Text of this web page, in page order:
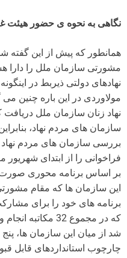
نگاهی به نحوه ی حضور هیئت
همانطور که پیش از این گفته
مشورتی سازمان ملل را دارا
نهادهای دولتی ذیربط در
مولاوردی در این باره چنین می
نهاد زنان سازمان ملل
سازمان های مردم نهاد،
بررسی سازمان های مردم نهاد
فراخوانی را از ابتدای شهریور
بر اساس برنامه محوری
این سازمان ها که مقام
برنامه های خود را برای
شد از میان این سازمان ها،
چارچوب استانداردهای قابل